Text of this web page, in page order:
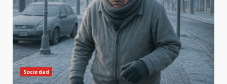
Sociedad